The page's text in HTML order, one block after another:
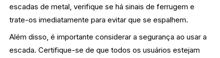
escadas de metal, verifique se há sinais de ferrugem e
trate-os imediatamente para evitar que se espalhem.
Além disso, é importante considerar a segurança ao usar a
escada. Certifique-se de que todos os usuários estejam